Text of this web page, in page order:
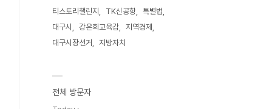
티스토리챌린지
TK신공항
특별법
대구시
강은희교육감
지역경제
대구시장선거
지방자치
전체 방문자